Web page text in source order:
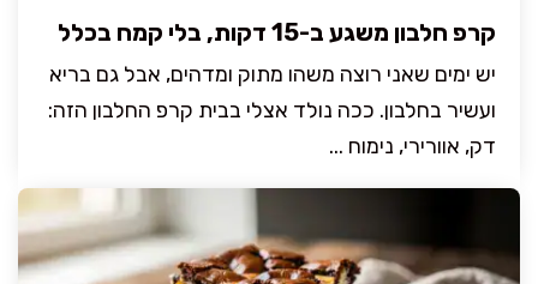
קרפ חלבון משגע ב-15 דקות, בלי קמח בכלל
יש ימים שאני רוצה משהו מתוק ומדהים, אבל גם בריא
ועשיר בחלבון. ככה נולד אצלי בבית קרפ החלבון הזה:
דק, אוורירי, נימוח ...